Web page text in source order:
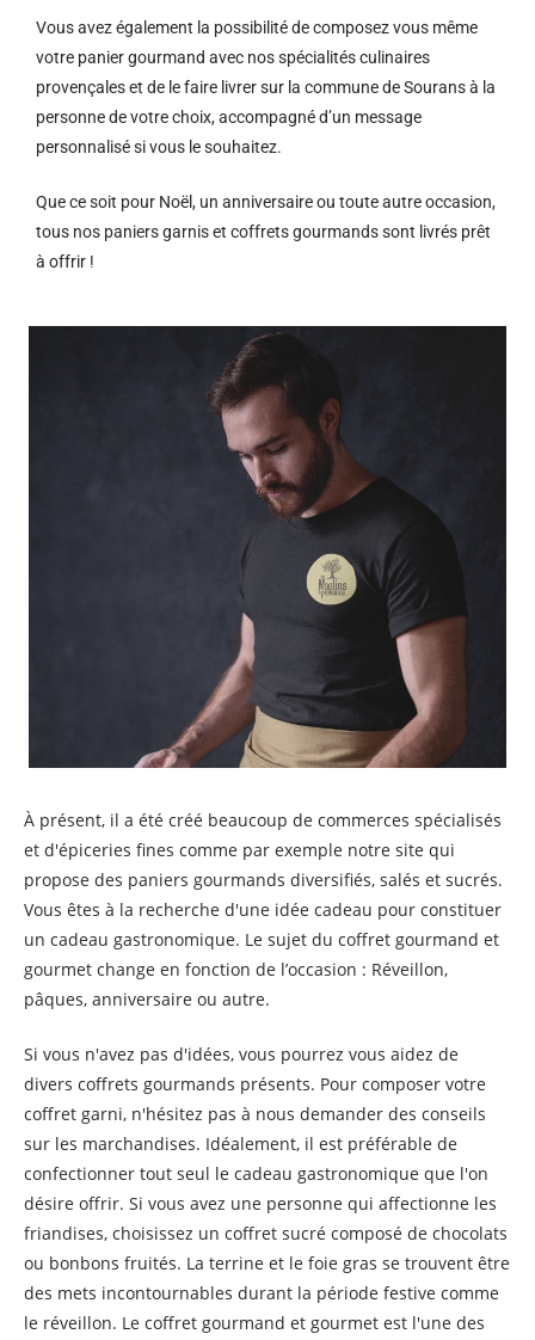
Vous avez également la possibilité de composez vous même
votre panier gourmand avec nos spécialités culinaires
provençales et de le faire livrer sur la commune de Sourans à la
personne de votre choix, accompagné d’un message
personnalisé si vous le souhaitez.
Que ce soit pour Noël, un anniversaire ou toute autre occasion,
tous nos paniers garnis et coffrets gourmands sont livrés prêt
à offrir !
À présent, il a été créé beaucoup de commerces spécialisés
et d'épiceries fines comme par exemple notre site qui
propose des paniers gourmands diversifiés, salés et sucrés.
Vous êtes à la recherche d'une idée cadeau pour constituer
un cadeau gastronomique. Le sujet du coffret gourmand et
gourmet change en fonction de l’occasion : Réveillon,
pâques, anniversaire ou autre.
Si vous n'avez pas d'idées, vous pourrez vous aidez de
divers coffrets gourmands présents. Pour composer votre
coffret garni, n'hésitez pas à nous demander des conseils
sur les marchandises. Idéalement, il est préférable de
confectionner tout seul le cadeau gastronomique que l'on
désire offrir. Si vous avez une personne qui affectionne les
friandises, choisissez un coffret sucré composé de chocolats
ou bonbons fruités. La terrine et le foie gras se trouvent être
des mets incontournables durant la période festive comme
le réveillon. Le coffret gourmand et gourmet est l'une des